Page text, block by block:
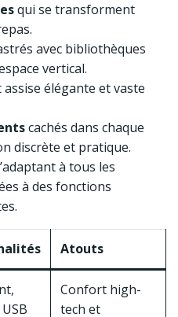
qui se transforment
avec bibliothèques
vertical.
élégante et vaste
cachés dans chaque
discrète et pratique.
à tous les
à des fonctions
Atouts
Confort high-
tech et